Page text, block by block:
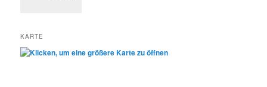
KARTE